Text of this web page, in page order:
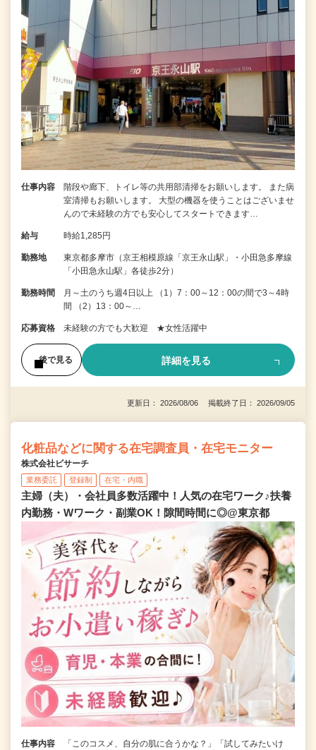
仕事内容
階段や廊下、トイレ等の共用部清掃をお願いします。 また病
室清掃もお願いします。 大型の機器を使うことはございませ
んので未経験の方でも安心してスタートできます…
給与 時給1,285円
勤務地
東京都多摩市（京王相模原線「京王永山駅」・小田急多摩線
「小田急永山駅」各徒歩2分）
勤務時間
月～土のうち週4日以上 （1）7：00～12：00の間で3～4時
間 （2）13：00～…
応募資格 未経験の方でも大歓迎 ★女性活躍中
後で見る 詳細を見る
更新日： 2026/08/06 掲載終了日： 2026/09/05
化粧品などに関する在宅調査員・在宅モニター
株式会社ビサーチ
業務委託 登録制 在宅・内職
主婦（夫）・会社員多数活躍中！人気の在宅ワーク♪扶養
内勤務・Wワーク・副業OK！隙間時間に◎@東京都
仕事内容
「このコスメ、自分の肌に合うかな？」「試してみたいけ